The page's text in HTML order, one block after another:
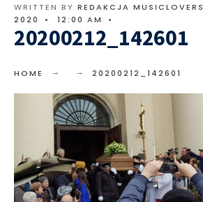
WRITTEN BY REDAKCJA MUSICLOVERS
2020
• 12:00 AM •
20200212_142601
HOME 20200212_142601